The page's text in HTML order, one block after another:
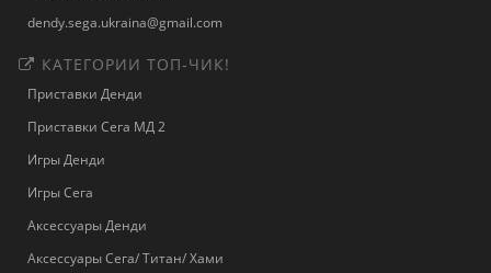
dendy.sega.ukraina@gmail.com
КАТЕГОРИИ ТОП-ЧИК!
Приставки Денди
Приставки Сега МД 2
Игры Денди
Игры Сега
Аксессуары Денди
Аксессуары Сега/ Титан/ Хами